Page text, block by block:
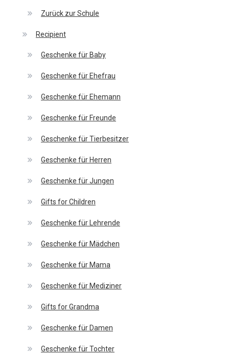
Zurück zur Schule
Recipient
Geschenke für Baby
Geschenke für Ehefrau
Geschenke für Ehemann
Geschenke für Freunde
Geschenke für Tierbesitzer
Geschenke für Herren
Geschenke für Jungen
Gifts for Children
Geschenke für Lehrende
Geschenke für Mädchen
Geschenke für Mama
Geschenke für Mediziner
Gifts for Grandma
Geschenke für Damen
Geschenke für Tochter